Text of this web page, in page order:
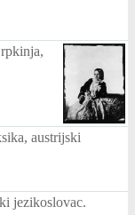
austrijski
jezikoslovac.